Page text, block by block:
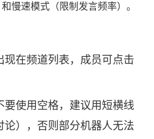
慢速模式（限制发言频率）。
现在频道列表，成员可点击
要使用空格，建议用短横线
），否则部分机器人无法